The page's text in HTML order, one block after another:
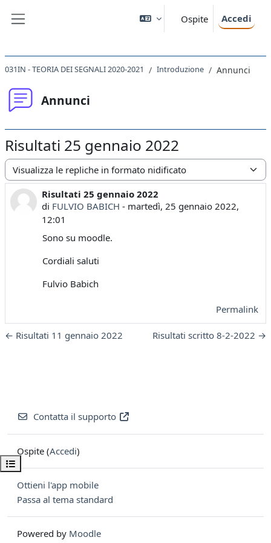
Ospite Accedi
Apri indice del corso
031IN - TEORIA DEI SEGNALI 2020-2021 Introduzione Annunci
Annunci
Risultati 25 gennaio 2022
Modalità visualizzazione
Risultati 25 gennaio 2022
di FULVIO BABICH - martedì, 25 gennaio 2022,
12:01
Numero di risposte: 0
Sono su moodle.
Cordiali saluti
Fulvio Babich
Permalink
← Risultati 11 gennaio 2022 Risultati scritto 8-2-2022 →
Contatta il supporto
Ospite (Accedi)
Ottieni l'app mobile
Passa al tema standard
Powered by Moodle